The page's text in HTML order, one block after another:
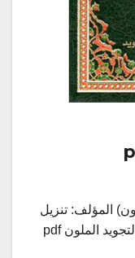
المؤلف: تنزيل
من رب العالمين لتحميل مصحف بيان التجويد الملون pdf